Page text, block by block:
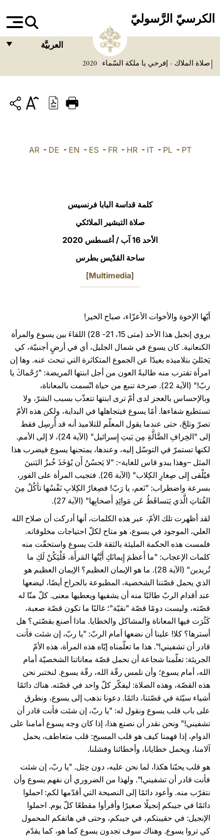
الكرسيّ الرَّسوليّ
العربيَّة
ITALIANO
LATINE
صلاة الملاك - إفرحي يا ملكة السّماء 2020
AR- DE - EN - ES- FR- HR- IT- PL- PT
كلمة قداسة البابا فرنسيس
صلاة التبشير الملائكي
الأحد 16 آب / أغسطس 2020
ساحة القدّيس بطرس
[
Multimedia
]
أيّها الإخوة والأخوات الأعزّاء، صباح الخير!
يروي إنجيل هذا الأحد (متى 15، 21- 28) اللقاءَ بين يسوع والمرأة
الكنعانية. كان يسوع في شمال الجليل، أي في أرضٍ أجنبيّة، كي
يَختَليَ بتلاميذه بعيدًا عن الجموع المتكاثرة التي تبحث عنه. وها إن
امرأة تقترب منه طالبةً العون من أجل ابنتها المريضة: "رُحْماكَ يا
ربّ!" (الآية 22). صرخة تنبع من حياة اتّسمت بالمعاناة،
وبالإحساس بالعجز لدى أمّ ترى ابنتها تتعذّب بسبب الشرّ، ولا
تستطيع شفاءها. أمًا يسوع فيتجاهلها في البداية، ولكن هذه الأمّ
تصرّ وتلحّ، حتى عندما يقول المعلّم للتلاميذ أنه قد أُرسِل فقط
إلى "الخِرافِ الضَّالَّةِ مِن بَيتِ إِسرائيل" (الآية 24)، لا إلى الأمم.
لكنها تستمرّ في التوسّل إليه، وعندها، يمتحنها يسوع فيضرب هذا
المثل –وهذا يبدو قاس للغاية-: "لا يَحسُنُ أَن يُؤخَذَ خُبزُ البَنينَ
فيُلْقى إِلى صِغارِ الكِلاب" (الآية 26). فتجيب المرأة على الفور،
بسرعة واضطراب: "نَعم، يا رَبّ! فصِغارُ الكِلابِ نَفْسُها تأكُلُ مِنَ
الفُتاتِ الَّذي يَتساقَطُ عَن مَوائِدِ أَصحابِها" (الآية 27).
لقد أظهرت تلك الأمّ، عبر هذه الكلمات، أنها أدركت أن صلاح الله
العلي، الموجود في يسوع، هو متاح لكلّ احتياجات مخلوقاته.
فلمست هذه الحكمة المليئة بالثقة قلبَ يسوع واستحقّت منه
كلمات الإعجاب: "ما أَعظمَ إِيمانَكِ أَيَّتُها المَرأَة، فَلْيَكُنْ لَكِ ما
تُريدين" (الآية 28). ما هو الإيمان العظيم؟ الإيمان العظيم هو
الذي يحمل قصّتنا الشخصية، المطبوعة بالجراح أيضًا، ليضعها
عند أقدام الربّ طالبًا منه أن يشفيها ويعطيها معنى. كلّ منّا له
قصّته، وليست دومًا قصّة "نقيّة"؛ غالبًا ما تكون قصّة صعبة،
كَثُرَت فيها المعاناة والمشاكل والخطايا. ماذا أصنع بقصّتي؟ هل
أسترها؟ كلا! علينا أن نضعها أمام الربّ: "يا ربّ، إن شئت فأنت
قادر أن تشفيني!". هذا ما تعلّمناه إيّاه هذه المرأة، هذه الأمّ
الجريئة: تعلّمنا شجاعة أن نحمل قصّة معاناتنا الشخصيّة أمام
الله، أمام يسوع؛ وأن نلمس رقّة الله، رقّة يسوع. لنختبر نحن
هذه القصّة، وهذه الصلاة: ليفكّر كلّ واحد في قصّته. هناك دائمًا
أشياء سيّئة في قصّتنا، دائمًا. دعونا نذهب إلى يسوع، ونطرق
على باب قلب يسوع ونقول له: "يا ربّ، إن شئت فأنت قادر أن
تشفيني!" ونحن نقدر أن نصنع هذا، إذا كان وجه يسوع أمامنا على
الدوام، إذا فهمنا كيف هو قلب المسيح: قلب متعاطف، يحمل
آلامنا، ويحمل خطايانا، وأخطائنا وفشلنا.
هو قلب يحبّنا هكذا، لما نحن عليه، دون حِيَل. "يا ربّ، إن شئت
فأنت قادر أن تشفيني!". ولهذا من الضروري أن نفهم يسوع وأن
نتقرّب منه. وأعود دائمًا إلى النصيحة التي أقدّمها لكم: احملوا
دائمًا في جيبكم إنجيلًا صغيرًا وأقرأوا مقطعًا كلّ يوم. احملوا
الإنجيل: في حقيبتكم، في جيبكم، وحتى في هاتفكم المحمول
كي تروا يسوع. وهناك سوف تجدون يسوع كما هو، كما يقدّم